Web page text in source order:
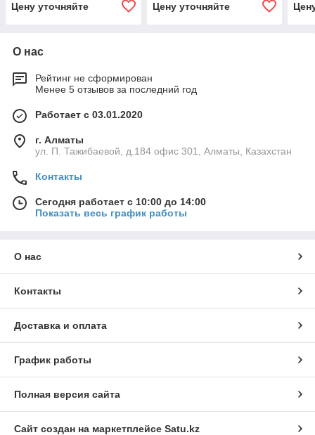
Цену уточняйте Цену уточняйте
О нас
Рейтинг не сформирован
Менее 5 отзывов за последний год
Работает с 03.01.2020
г. Алматы
ул. П. Тажибаевой, д.184 офис 301, Алматы, Казахстан
Контакты
Сегодня работает с 10:00 до 14:00
Показать весь график работы
О нас
Контакты
Доставка и оплата
График работы
Полная версия сайта
Сайт создан на маркетплейсе Satu.kz